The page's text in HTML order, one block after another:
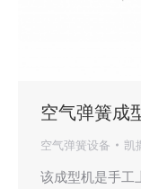
空气弹簧成
空气弹簧设备 凯
该成型机是手工